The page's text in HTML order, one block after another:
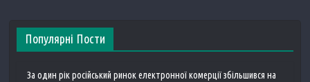
Популярні Пости
За один рік російський ринок електронної комерції збільшився на